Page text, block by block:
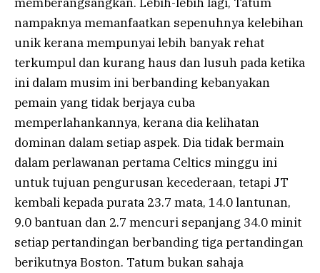
nampaknya memanfaatkan sepenuhnya kelebihan
unik kerana mempunyai lebih banyak rehat
terkumpul dan kurang haus dan lusuh pada ketika
ini dalam musim ini berbanding kebanyakan
pemain yang tidak berjaya cuba
memperlahankannya, kerana dia kelihatan
dominan dalam setiap aspek. Dia tidak bermain
dalam perlawanan pertama Celtics minggu ini
untuk tujuan pengurusan kecederaan, tetapi JT
kembali kepada purata 23.7 mata, 14.0 lantunan,
9.0 bantuan dan 2.7 mencuri sepanjang 34.0 minit
setiap pertandingan berbanding tiga pertandingan
berikutnya Boston. Tatum bukan sahaja